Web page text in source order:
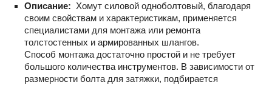
Описание: Хомут силовой одноболтовый, благодаря
своим свойствам и характеристикам, применяется
специалистами для монтажа или ремонта
толстостенных и армированных шлангов.
Способ монтажа достаточно простой и не требует
большого количества инструментов. В зависимости от
размерности болта для затяжки, подбирается